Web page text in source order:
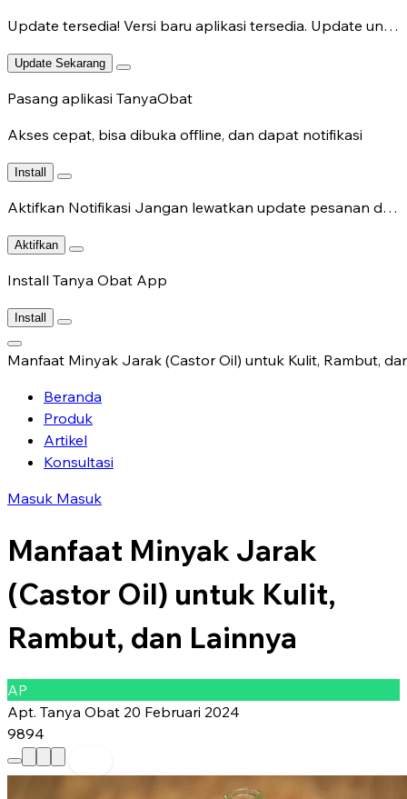
Update tersedia! Versi baru aplikasi tersedia. Update untuk fitur terbaru.
Update Sekarang
Pasang aplikasi TanyaObat
Akses cepat, bisa dibuka offline, dan dapat notifikasi
Install
Aktifkan Notifikasi Jangan lewatkan update pesanan dan chat dokter.
Aktifkan
Install Tanya Obat App
Install
Manfaat Minyak Jarak (Castor Oil) untuk Kulit, Rambut,
Beranda
Produk
Artikel
Konsultasi
Masuk Masuk
Manfaat Minyak Jarak
(Castor Oil) untuk Kulit,
Rambut, dan Lainnya
AP
Apt. Tanya Obat 20 Februari 2024
9894